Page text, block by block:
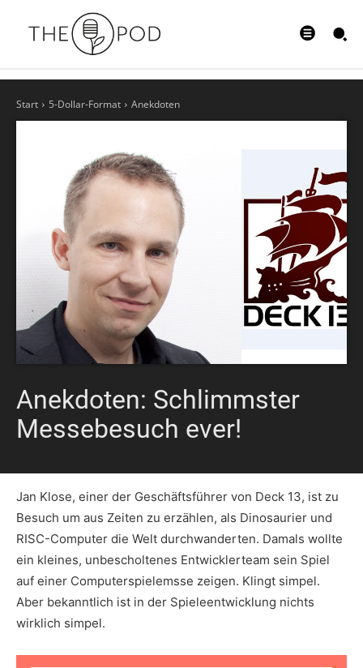
Start 5-Dollar-Format Anekdoten
Anekdoten: Schlimmster
Messebesuch ever!
Jan Klose, einer der Geschäftsführer von Deck 13, ist zu
Besuch um aus Zeiten zu erzählen, als Dinosaurier und
RISC-Computer die Welt durchwanderten. Damals wollte
ein kleines, unbescholtenes Entwicklerteam sein Spiel
auf einer Computerspielemsse zeigen. Klingt simpel.
Aber bekanntlich ist in der Spieleentwicklung nichts
wirklich simpel.